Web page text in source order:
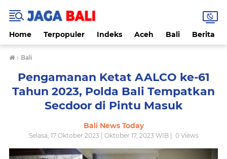
Home Terpopuler Indeks Aceh Bali Berita
› Bali
Pengamanan Ketat AALCO ke-61
Tahun 2023, Polda Bali Tempatkan
Secdoor di Pintu Masuk
Bali News Today
Selasa, 17 Oktober 2023 | Oktober 17, 2023 WIB | 0Views